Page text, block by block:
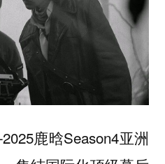
鹿晗Season4亚洲